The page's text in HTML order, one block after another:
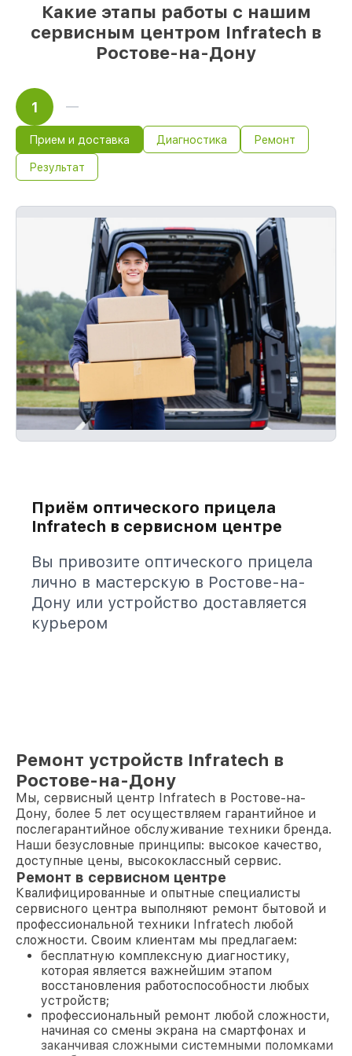
часа, если мастер начинает работу сразу
Какие этапы работы с нашим
сервисным центром Infratech в
Ростове-на-Дону
1
Прием и доставка Диагностика Ремонт
Результат
Приём оптического прицела
Infratech в сервисном центре
Вы привозите оптического прицела
лично в мастерскую в Ростове-на-
Дону или устройство доставляется
курьером
Ремонт устройств Infratech в
Ростове-на-Дону
Мы, сервисный центр Infratech в Ростове-на-
Дону, более 5 лет осуществляем гарантийное и
послегарантийное обслуживание техники бренда.
Наши безусловные принципы: высокое качество,
доступные цены, высококлассный сервис.
Ремонт в сервисном центре
Квалифицированные и опытные специалисты
сервисного центра выполняют ремонт бытовой и
профессиональной техники Infratech любой
сложности. Своим клиентам мы предлагаем:
бесплатную комплексную диагностику,
которая является важнейшим этапом
восстановления работоспособности любых
устройств;
профессиональный ремонт любой сложности,
начиная со смены экрана на смартфонах и
заканчивая сложными системными поломками